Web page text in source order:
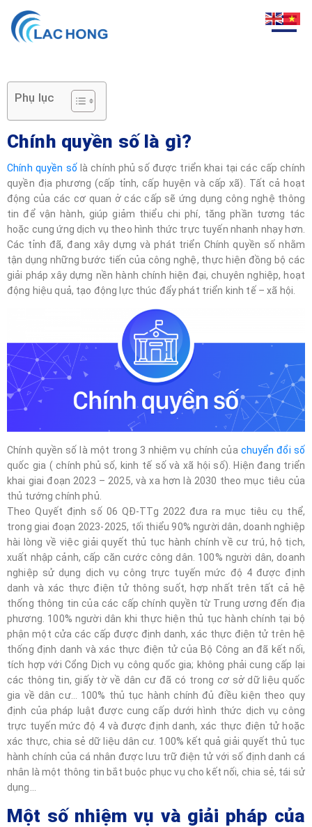
Phụ lục
Chính quyền số là gì?
Chính quyền số là chính phủ số được triển khai tại các cấp chính
quyền địa phương (cấp tỉnh, cấp huyện và cấp xã). Tất cả hoạt
động của các cơ quan ở các cấp sẽ ứng dụng công nghệ thông
tin để vận hành, giúp giảm thiểu chi phí, tăng phần tương tác
hoặc cung ứng dịch vụ theo hình thức trực tuyến nhanh nhạy hơn.
Các tỉnh đã, đang xây dựng và phát triển Chính quyền số nhằm
tận dụng những bước tiến của công nghệ, thực hiện đồng bộ các
giải pháp xây dựng nền hành chính hiện đại, chuyên nghiệp, hoạt
động hiệu quả, tạo động lực thúc đẩy phát triển kinh tế – xã hội.
Chính quyền số là một trong 3 nhiệm vụ chính của chuyển đổi số
quốc gia ( chính phủ số, kinh tế số và xã hội số). Hiện đang triển
khai giai đoạn 2023 – 2025, và xa hơn là 2030 theo mục tiêu của
thủ tướng chính phủ.
Theo Quyết định số 06 QĐ-TTg 2022 đưa ra mục tiêu cụ thể,
trong giai đoạn 2023-2025, tối thiểu 90% người dân, doanh nghiệp
hài lòng về việc giải quyết thủ tục hành chính về cư trú, hộ tịch,
xuất nhập cảnh, cấp căn cước công dân. 100% người dân, doanh
nghiệp sử dụng dịch vụ công trực tuyến mức độ 4 được định
danh và xác thực điện tử thông suốt, hợp nhất trên tất cả hệ
thống thông tin của các cấp chính quyền từ Trung ương đến địa
phương. 100% người dân khi thực hiện thủ tục hành chính tại bộ
phận một cửa các cấp được định danh, xác thực điện tử trên hệ
thống định danh và xác thực điện tử của Bộ Công an đã kết nối,
tích hợp với Cổng Dịch vụ công quốc gia; không phải cung cấp lại
các thông tin, giấy tờ về dân cư đã có trong cơ sở dữ liệu quốc
gia về dân cư… 100% thủ tục hành chính đủ điều kiện theo quy
định của pháp luật được cung cấp dưới hình thức dịch vụ công
trực tuyến mức độ 4 và được định danh, xác thực điện tử hoặc
xác thực, chia sẻ dữ liệu dân cư. 100% kết quả giải quyết thủ tục
hành chính của cá nhân được lưu trữ điện tử với số định danh cá
nhân là một thông tin bắt buộc phục vụ cho kết nối, chia sẻ, tái sử
dụng…
Một số nhiệm vụ và giải pháp của